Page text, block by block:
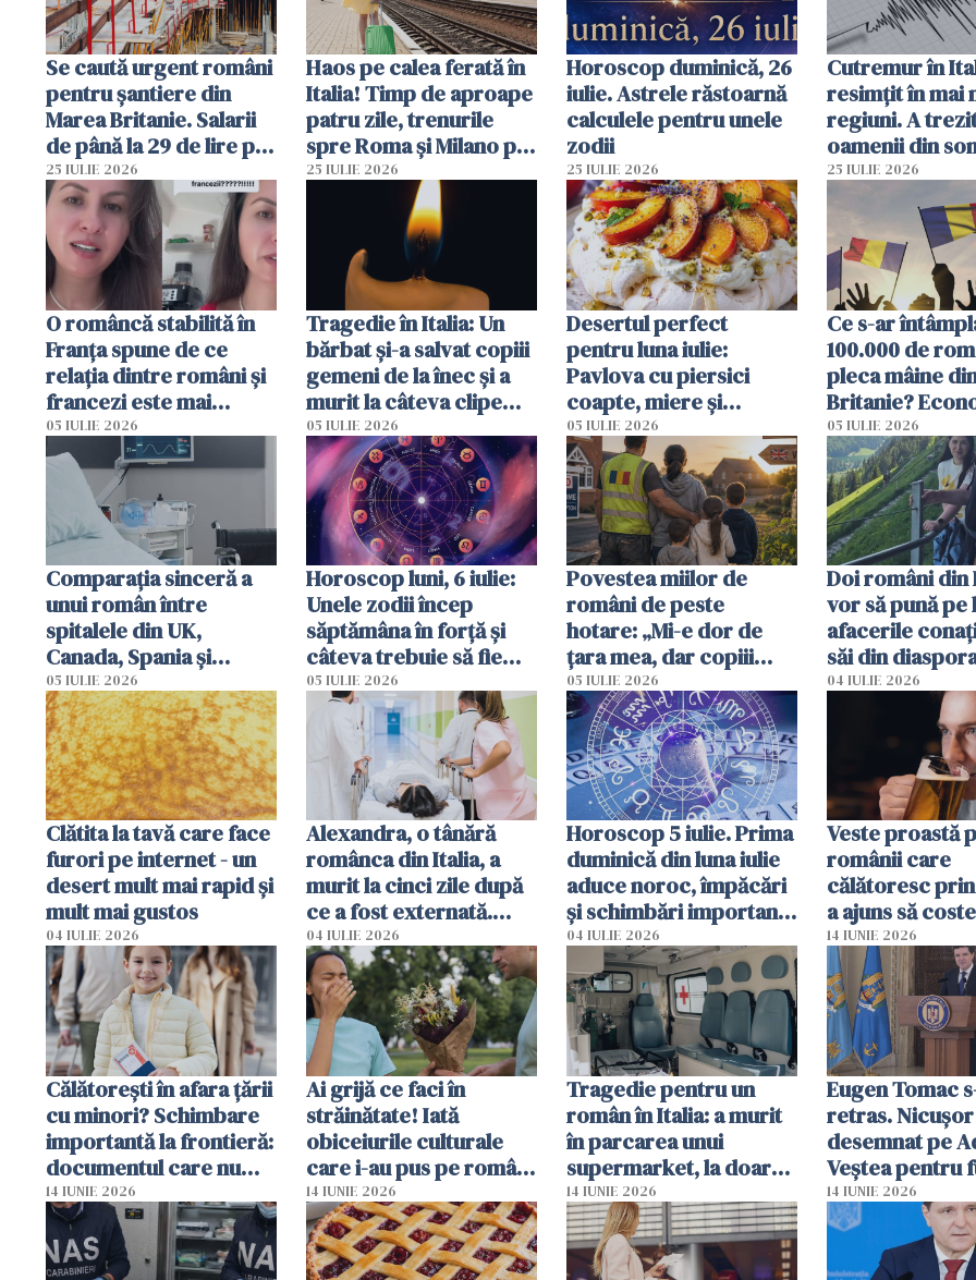
Se caută urgent români
pentru șantiere din
Marea Britanie. Salarii
de până la 29 de lire pe
oră
25 IULIE 2026
Haos pe calea ferată în
Italia! Timp de aproape
patru zile, trenurile
spre Roma și Milano pot
întârzia până la 3 ore
25 IULIE 2026
Horoscop duminică, 26
iulie. Astrele răstoarnă
calculele pentru unele
zodii
25 IULIE 2026
Cutremur în
resimțit în mai
regiuni. A
oamenii din
un alt seism
o zi înainte
25 IULIE 2026
O româncă stabilită în
Franța spune de ce
relația dintre români și
francezi este mai
complicată decât pare
05 IULIE 2026
Tragedie în Italia: Un
bărbat și-a salvat copiii
gemeni de la înec și a
murit la câteva clipe
după ce i-a adus la mal
05 IULIE 2026
Desertul perfect
pentru luna iulie:
Pavlova cu piersici
coapte, miere și
lavandă
05 IULIE 2026
Ce s-ar
100.000 de
pleca mâine
Britanie?
resimți imediat
05 IULIE 2026
Comparația sinceră a
unui român între
spitalele din UK,
Canada, Spania și
România
05 IULIE 2026
Horoscop luni, 6 iulie:
Unele zodii încep
săptămâna în forță și
câteva trebuie să fie
prudente
05 IULIE 2026
Povestea miilor de
români de peste
hotare: „Mi-e dor de
țara mea, dar copiii
spun că Anglia e casa
noastră”
05 IULIE 2026
Doi români din
vor să pună pe
afacerile
săi din
ajută mai exact
04 IULIE 2026
Clătita la tavă care face
furori pe internet - un
desert mult mai rapid și
mult mai gustos
04 IULIE 2026
Alexandra, o tânără
românca din Italia, a
murit la cinci zile după
ce a fost externată.
Anchetă pentru omor
din culpă
04 IULIE 2026
Horoscop 5 iulie. Prima
duminică din luna iulie
aduce noroc, împăcări
și schimbări importante
pentru câteva zodii
04 IULIE 2026
Veste proastă
românii care
călătoresc
a ajuns să
de bere
14 IUNIE 2026
Călătorești în afara țării
cu minori? Schimbare
importantă la frontieră:
documentul care nu
mai trebuie prezentat
fizic
14 IUNIE 2026
Ai grijă ce faci în
străinătate! Iată
obiceiurile culturale
care i-au pus pe români
în situații neașteptate
14 IUNIE 2026
Tragedie pentru un
român în Italia: a murit
în parcarea unui
supermarket, la doar
50 de ani
14 IUNIE 2026
Eugen Tomac
retras. Nicușor
desemnat pe
Veștea pentru
de premier
14 IUNIE 2026